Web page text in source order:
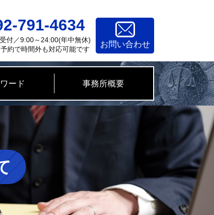
791-4634
付／9:00～24:00(年中無休)
約で時間外も対応可能です
お問い合わせ
ード 事務所概要